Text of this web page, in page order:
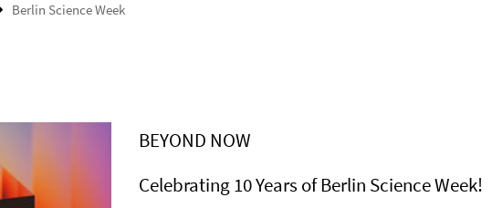
Berlin Science Week
BEYOND NOW
Celebrating 10 Years of Berlin Science Week!